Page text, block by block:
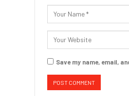
Save my name, email,